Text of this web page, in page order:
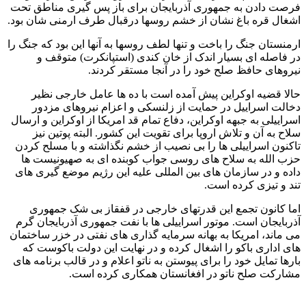
فرصت دادن به جمهوری آذربایجان برای باز پس گیری مناطق تحت
اشغال قره باغ نشان از خشم روسها درقبال طرف ارمنی شان بود.
ارمنستان جنگ را باخت و تنها لطف روسها به آنها این بود که جنگ را
در فاصله ای بسیار اندک از خان کندی (استپانکرت) متوقف و
نیروهای حافظ صلح خود را در آنجا مستقر کردند.
حالا قضیه اوکراین پیش آمده است با ده ها عامل خارجی نظیر
دخالت اسراییل در حمایت از زلنسکی و اعزام نیروهای مزدور
اسراییلی به جبهه اوکراین، دفاع تمام قد امریکا از اوکراین و ارسال
سلاح به آن و تلاش اروپا برای تقویت این کشور. البته پوتین نیز
تاکنون اسراییلی ها را بی نصیب از خشم نگذاشته و با مسلح کردن
حزب الله به سلاح های روسی جواب کوبنده ای به صهیونیست ها
داده و در سازمان های بین المللی علیه این رژیم موضع گیری های
تند و تیزی کرده است.
اما کانون تجمع این قدرتهای خارجی در قفقاز بی شک جمهوری
آذربایجان است. موتور اسراییلی ها با نفت جمهوری آذربایجان گرم
می ماند، امریکا به بهانه سرمایه گذاری های نفتی در خزر ساختمان
های اداری باکو را اشغال کرده و در نهایت این دولت باکوست که
بارها تمایل خود را برای پیوستن به ناتو اعلام و در قالب برنامه های
مشارکت صلح ناتو در افغانستان همکاری کرده است.